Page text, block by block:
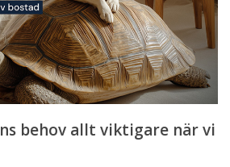
behov allt viktigare när vi